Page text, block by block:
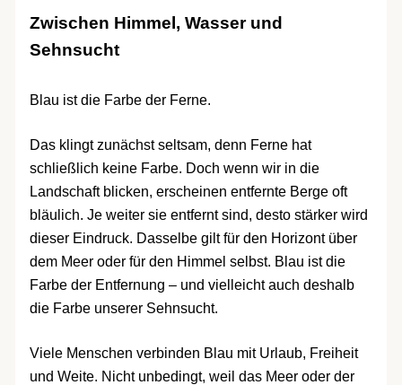
Zwischen Himmel, Wasser und
Sehnsucht
Blau ist die Farbe der Ferne.
Das klingt zunächst seltsam, denn Ferne hat
schließlich keine Farbe. Doch wenn wir in die
Landschaft blicken, erscheinen entfernte Berge oft
bläulich. Je weiter sie entfernt sind, desto stärker wird
dieser Eindruck. Dasselbe gilt für den Horizont über
dem Meer oder für den Himmel selbst. Blau ist die
Farbe der Entfernung – und vielleicht auch deshalb
die Farbe unserer Sehnsucht.
Viele Menschen verbinden Blau mit Urlaub, Freiheit
und Weite. Nicht unbedingt, weil das Meer oder der